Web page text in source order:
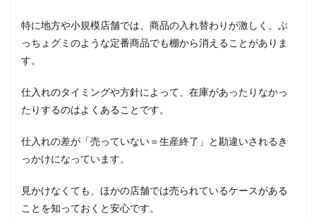
特に地方や小規模店舗では、商品の入れ替わりが激しく、ぷ
っちょグミのような定番商品でも棚から消えることがありま
す。
仕入れのタイミングや方針によって、在庫があったりなかっ
たりするのはよくあることです。
仕入れの差が「売っていない＝生産終了」と勘違いされるき
っかけになっています。
見かけなくても、ほかの店舗では売られているケースがある
ことを知っておくと安心です。